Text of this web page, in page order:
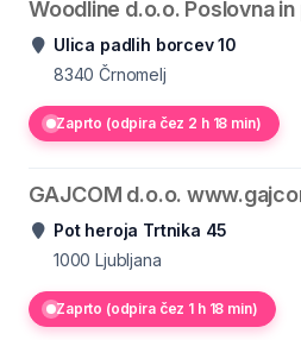
Woodline d.o.o. Poslovna
Ulica padlih borcev 10
8340 Črnomelj
Zaprto (odpira čez 2 h 18 min)
GAJCOM d.o.o.
Pot heroja Trtnika 45
1000 Ljubljana
Zaprto (odpira čez 1 h 18 min)